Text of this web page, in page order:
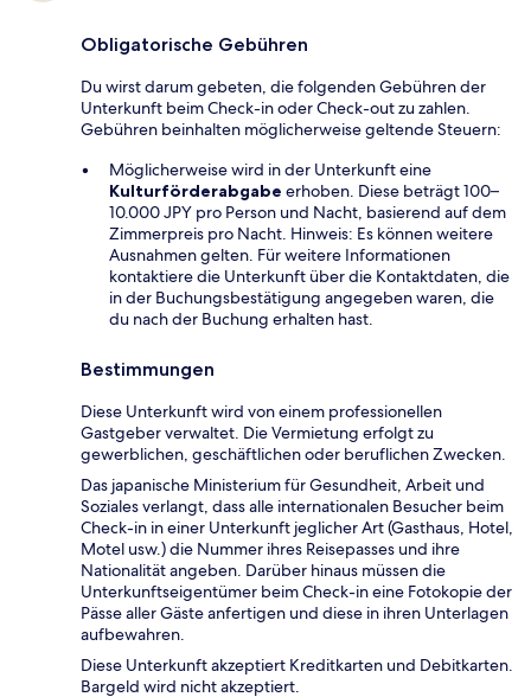
Obligatorische Gebühren
Du wirst darum gebeten, die folgenden Gebühren der
Unterkunft beim Check-in oder Check-out zu zahlen.
Gebühren beinhalten möglicherweise geltende Steuern:
Möglicherweise wird in der Unterkunft eine
Kulturförderabgabe erhoben. Diese beträgt 100–
10.000 JPY pro Person und Nacht, basierend auf dem
Zimmerpreis pro Nacht. Hinweis: Es können weitere
Ausnahmen gelten. Für weitere Informationen
kontaktiere die Unterkunft über die Kontaktdaten, die
in der Buchungsbestätigung angegeben waren, die
du nach der Buchung erhalten hast.
Bestimmungen
Diese Unterkunft wird von einem professionellen
Gastgeber verwaltet. Die Vermietung erfolgt zu
gewerblichen, geschäftlichen oder beruflichen Zwecken.
Das japanische Ministerium für Gesundheit, Arbeit und
Soziales verlangt, dass alle internationalen Besucher beim
Check-in in einer Unterkunft jeglicher Art (Gasthaus, Hotel,
Motel usw.) die Nummer ihres Reisepasses und ihre
Nationalität angeben. Darüber hinaus müssen die
Unterkunftseigentümer beim Check-in eine Fotokopie der
Pässe aller Gäste anfertigen und diese in ihren Unterlagen
aufbewahren.
Diese Unterkunft akzeptiert Kreditkarten und Debitkarten.
Bargeld wird nicht akzeptiert.